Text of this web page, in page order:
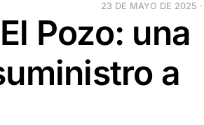
23 DE MAYO DE 2025 ·
Pozo: una
a